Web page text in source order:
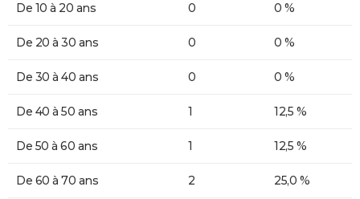
De 10 à 20 ans 0 0 %
De 20 à 30 ans 0 0 %
De 30 à 40 ans 0 0 %
De 40 à 50 ans 1 12,5 %
De 50 à 60 ans 1 12,5 %
De 60 à 70 ans 2 25,0 %